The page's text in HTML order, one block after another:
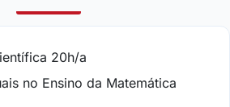
20h/a
no Ensino da Matemática